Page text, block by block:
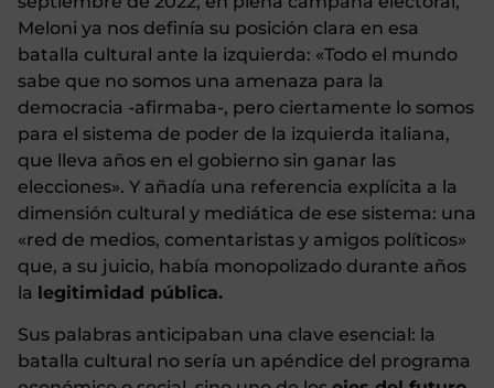
Meloni ya nos definía su posición clara en esa
batalla cultural ante la izquierda: «Todo el mundo
sabe que no somos una amenaza para la
democracia -afirmaba-, pero ciertamente lo somos
para el sistema de poder de la izquierda italiana,
que lleva años en el gobierno sin ganar las
elecciones». Y añadía una referencia explícita a la
dimensión cultural y mediática de ese sistema: una
«red de medios, comentaristas y amigos políticos»
que, a su juicio, había monopolizado durante años
la legitimidad pública.
Sus palabras anticipaban una clave esencial: la
batalla cultural no sería un apéndice del programa